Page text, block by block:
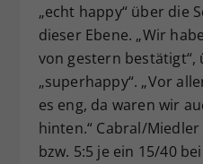
„echt happy“ über die
dieser Ebene. „Wir
von gestern bestätigt“,
„superhappy“. „Vor
es eng, da waren wir
hinten.“ Cabral/
bzw. 5:5 je ein 15/40